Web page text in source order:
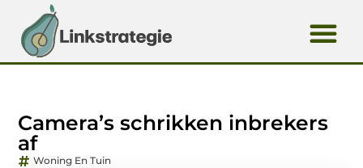
Camera’s schrikken inbrekers
af
Woning En Tuin